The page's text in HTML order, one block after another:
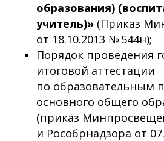
образования)
учитель)» (Приказ
от 18.10.2013 № 544н);
Порядок проведения
итоговой аттестации
по образовательным
основного общего
(приказ
и Рособрнадзора от